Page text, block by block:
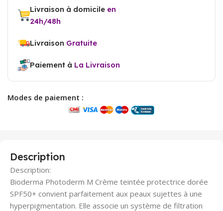
Livraison à domicile en
24h/48h
Livraison Gratuite
Paiement à La Livraison
Modes de paiement :
Description
Description:
Bioderma Photoderm M Crème teintée protectrice dorée
SPF50+ convient parfaitement aux peaux sujettes à une
hyperpigmentation. Elle associe un système de filtration